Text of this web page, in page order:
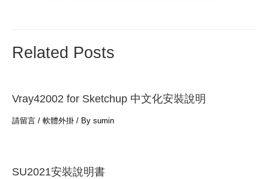
Related Posts
Vray42002 for Sketchup 中文化安裝說明
請留言 / 軟體外掛 / By sumin
SU2021安裝說明書